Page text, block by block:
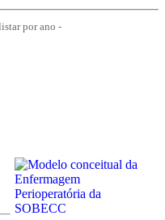
por ano -